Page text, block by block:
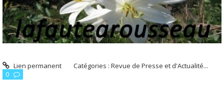
Lien permanent Catégories :Revue de Presse et d'Actualité...
0